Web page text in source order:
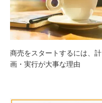
商売をスタートするには、計
画・実行が大事な理由